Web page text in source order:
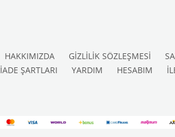
HAKKIMIZDA GİZLİLİK SÖZLEŞMESİ
İADE ŞARTLARI
YARDIM HESABIM